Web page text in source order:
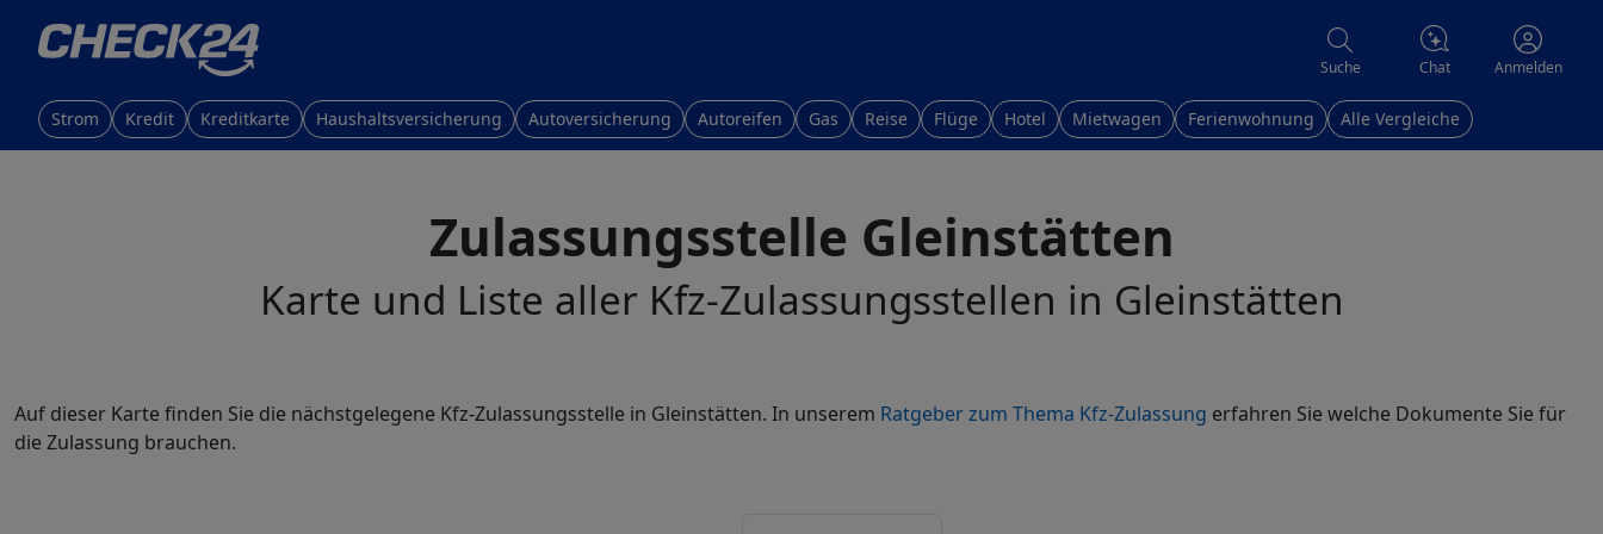
Suche Chat Anmelden
Strom Kredit Kreditkarte Haushaltsversicherung Autoversicherung Autoreifen Gas Reise Flüge Hotel Mietwagen Ferienwohnung Alle Vergleiche
Zulassungsstelle Gleinstätten
Karte und Liste aller Kfz-Zulassungsstellen in Gleinstätten
Auf dieser Karte finden Sie die nächstgelegene Kfz-Zulassungsstelle in Gleinstätten. In unserem Ratgeber zum Thema Kfz-Zulassung erfahren Sie welche Dokumente Sie für
die Zulassung brauchen.